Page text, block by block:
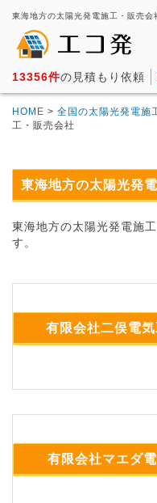
13356件の見積もり依頼
HOME > 全国の太陽光発電施
工・販売会社
東海地方の太陽光発
東海地方の太陽光発電施
す。
有限会社二俣電
有限会社マエダ